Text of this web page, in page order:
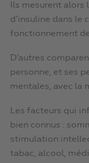
Ils mesurent
d’insuline dans le
fonctionnement
D’autres
personne, et ses
mentales, avec la
Les facteurs qui
bien connus :
stimulation
tabac, alcool,